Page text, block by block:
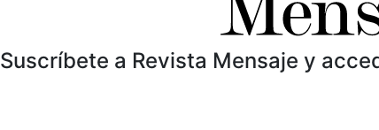
Suscríbete a Revista Mensaje y